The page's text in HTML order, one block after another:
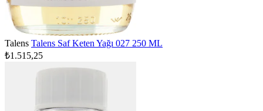
Talens Talens Saf Keten Yağı 027 250 ML
₺1.515,25